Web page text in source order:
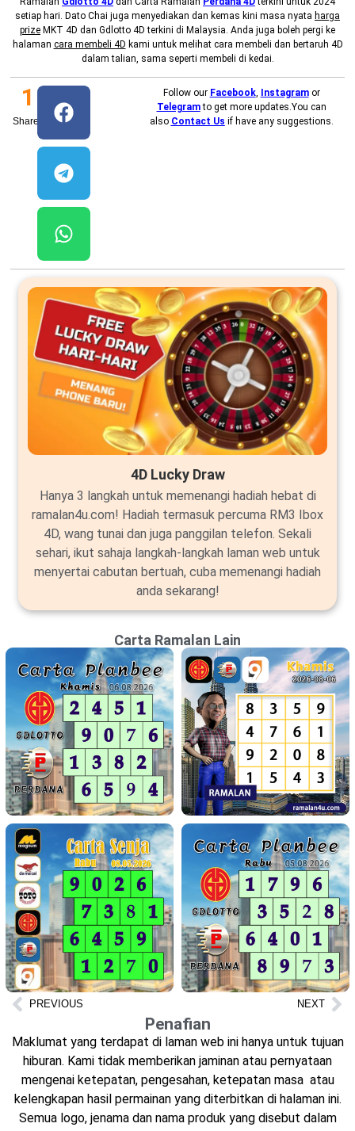
setiap hari. Dato Chai juga menyediakan dan kemas kini masa nyata harga
prize MKT 4D dan Gdlotto 4D terkini di Malaysia. Anda juga boleh pergi ke
halaman cara membeli 4D kami untuk melihat cara membeli dan bertaruh 4D
dalam talian, sama seperti membeli di kedai.
Shares
1 Follow our Facebook, Instagram or
Telegramto get more updates.You can
also Contact Us if have any suggestions.
4D Lucky Draw
Hanya 3 langkah untuk memenangi hadiah hebat di
ramalan4u.com! Hadiah termasuk percuma RM3 Ibox
4D, wang tunai dan juga panggilan telefon. Sekali
sehari, ikut sahaja langkah-langkah laman web untuk
menyertai cabutan bertuah, cuba memenangi hadiah
anda sekarang!
Carta Ramalan Lain
PREVIOUS NEXT
Penafian
Maklumat yang terdapat di laman web ini hanya untuk tujuan
hiburan. Kami tidak memberikan jaminan atau pernyataan
mengenai ketepatan, pengesahan, ketepatan masa atau
kelengkapan hasil permainan yang diterbitkan di halaman ini.
Semua logo, jenama dan nama produk yang disebut dalam